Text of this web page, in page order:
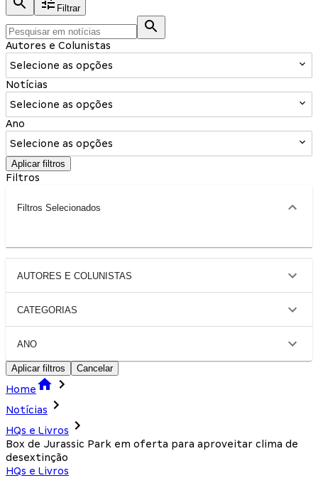
Filtrar
Autores e Colunistas
Selecione as opções
Notícias
Selecione as opções
Ano
Selecione as opções
Aplicar filtros
Filtros
Filtros Selecionados
AUTORES E COLUNISTAS
CATEGORIAS
ANO
Aplicar filtros Cancelar
Home
Notícias
HQs e Livros
Box de Jurassic Park em oferta para aproveitar clima de
desextinção
HQs e Livros